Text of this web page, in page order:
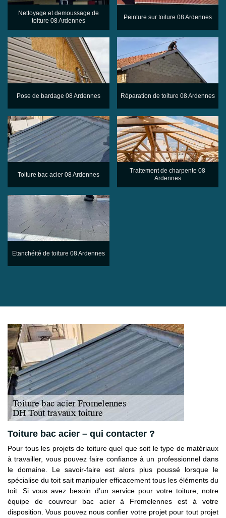
Nettoyage et demoussage de
toiture 08 Ardennes
Peinture sur toiture 08 Ardennes
Pose de bardage 08 Ardennes Réparation de toiture 08 Ardennes
Toiture bac acier 08 Ardennes
Traitement de charpente 08
Ardennes
Etanchéité de toiture 08 Ardennes
Toiture bac acier – qui contacter ?
Pour tous les projets de toiture quel que soit le type de matériaux
à travailler, vous pouvez faire confiance à un professionnel dans
le domaine. Le savoir-faire est alors plus poussé lorsque le
spécialise du toit sait manipuler efficacement tous les éléments du
toit. Si vous avez besoin d’un service pour votre toiture, notre
équipe de couvreur bac acier à Fromelennes est à votre
disposition. Vous pouvez nous confier votre projet pour tout projet